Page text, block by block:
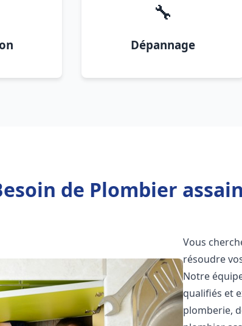
🔧
Dépannage
de Plombier
Vous
résoudre
Notre
qualifiés et
plomberie,